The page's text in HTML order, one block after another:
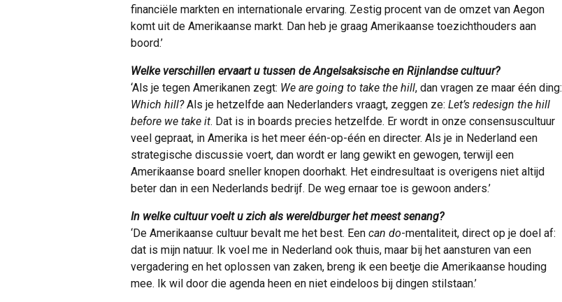
financiële markten en internationale ervaring. Zestig procent van de omzet van Aegon
komt uit de Amerikaanse markt. Dan heb je graag Amerikaanse toezichthouders aan
boord.’
Welke verschillen ervaart u tussen de Angelsaksische en Rijnlandse cultuur?
‘Als je tegen Amerikanen zegt: We are going to take the hill, dan vragen ze maar één ding:
Which hill?Als je hetzelfde aan Nederlanders vraagt, zeggen ze: Let’s redesign the hill
before we take it. Dat is in boards precies hetzelfde. Er wordt in onze consensuscultuur
veel gepraat, in Amerika is het meer één-op-één en directer. Als je in Nederland een
strategische discussie voert, dan wordt er lang gewikt en gewogen, terwijl een
Amerikaanse board sneller knopen doorhakt. Het eindresultaat is overigens niet altijd
beter dan in een Nederlands bedrijf. De weg ernaar toe is gewoon anders.’
In welke cultuur voelt u zich als wereldburger het meest senang?
‘De Amerikaanse cultuur bevalt me het best. Een can do-mentaliteit, direct op je doel af:
dat is mijn natuur. Ik voel me in Nederland ook thuis, maar bij het aansturen van een
vergadering en het oplossen van zaken, breng ik een beetje die Amerikaanse houding
mee. Ik wil door die agenda heen en niet eindeloos bij dingen stilstaan.’